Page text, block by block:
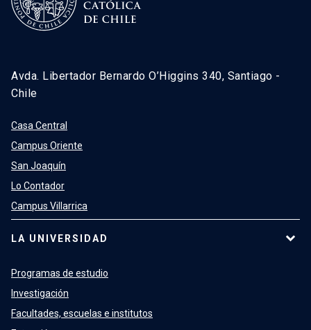
Avda. Libertador Bernardo O’Higgins 340, Santiago -
Chile
Casa Central
Campus Oriente
San Joaquín
Lo Contador
Campus Villarrica
LA UNIVERSIDAD
Programas de estudio
Investigación
Facultades, escuelas e institutos